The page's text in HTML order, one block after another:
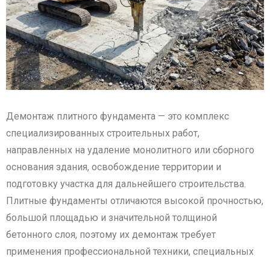
Демонтаж плитного фундамента — это комплекс
специализированных строительных работ,
направленных на удаление монолитного или сборного
основания здания, освобождение территории и
подготовку участка для дальнейшего строительства.
Плитные фундаменты отличаются высокой прочностью,
большой площадью и значительной толщиной
бетонного слоя, поэтому их демонтаж требует
применения профессиональной техники, специальных